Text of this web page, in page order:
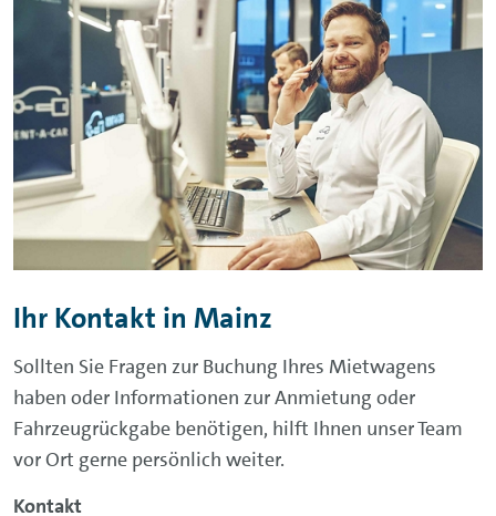
Ihr Kontakt in Mainz
Sollten Sie Fragen zur Buchung Ihres Mietwagens
haben oder Informationen zur Anmietung oder
Fahrzeugrückgabe benötigen, hilft Ihnen unser Team
vor Ort gerne persönlich weiter.
Kontakt